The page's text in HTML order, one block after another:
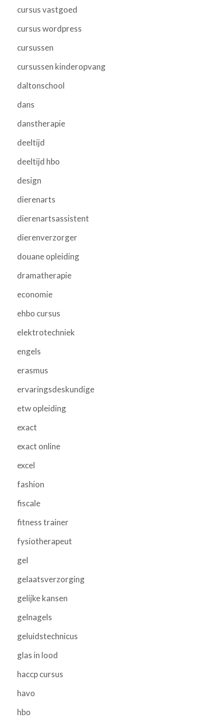
cursus vastgoed
cursus wordpress
cursussen
cursussen kinderopvang
daltonschool
dans
danstherapie
deeltijd
deeltijd hbo
design
dierenarts
dierenartsassistent
dierenverzorger
douane opleiding
dramatherapie
economie
ehbo cursus
elektrotechniek
engels
erasmus
ervaringsdeskundige
etw opleiding
exact
exact online
excel
fashion
fiscale
fitness trainer
fysiotherapeut
gel
gelaatsverzorging
gelijke kansen
gelnagels
geluidstechnicus
glas in lood
haccp cursus
havo
hbo